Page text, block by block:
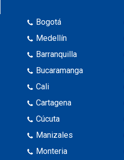
Bogotá
Medellín
Barranquilla
Bucaramanga
Cali
Cartagena
Cúcuta
Manizales
Monteria